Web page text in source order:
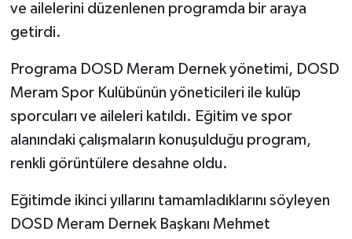
ve ailelerini düzenlenen programda bir araya
getirdi.
Programa DOSD Meram Dernek yönetimi, DOSD
Meram Spor Kulübünün yöneticileri ile kulüp
sporcuları ve aileleri katıldı. Eğitim ve spor
alanındaki çalışmaların konuşulduğu program,
renkli görüntülere desahne oldu.
Eğitimde ikinci yıllarını tamamladıklarını söyleyen
DOSD Meram Dernek Başkanı Mehmet